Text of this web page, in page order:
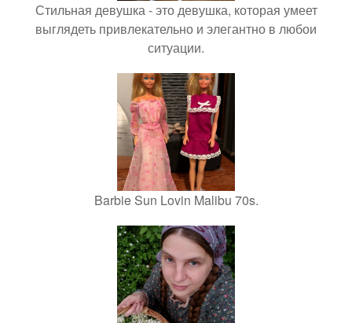
Стильная девушка - это девушка, которая умеет
выглядеть привлекательно и элегантно в любои
ситуации.
Barbie Sun Lovin Malibu 70s.